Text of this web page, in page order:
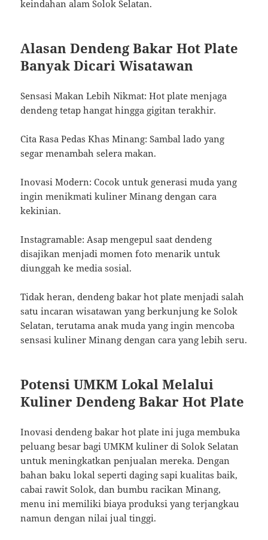
keindahan alam Solok Selatan.
Alasan Dendeng Bakar Hot Plate
Banyak Dicari Wisatawan
Sensasi Makan Lebih Nikmat: Hot plate menjaga
dendeng tetap hangat hingga gigitan terakhir.
Cita Rasa Pedas Khas Minang: Sambal lado yang
segar menambah selera makan.
Inovasi Modern: Cocok untuk generasi muda yang
ingin menikmati kuliner Minang dengan cara
kekinian.
Instagramable: Asap mengepul saat dendeng
disajikan menjadi momen foto menarik untuk
diunggah ke media sosial.
Tidak heran, dendeng bakar hot plate menjadi salah
satu incaran wisatawan yang berkunjung ke Solok
Selatan, terutama anak muda yang ingin mencoba
sensasi kuliner Minang dengan cara yang lebih seru.
Potensi UMKM Lokal Melalui
Kuliner Dendeng Bakar Hot Plate
Inovasi dendeng bakar hot plate ini juga membuka
peluang besar bagi UMKM kuliner di Solok Selatan
untuk meningkatkan penjualan mereka. Dengan
bahan baku lokal seperti daging sapi kualitas baik,
cabai rawit Solok, dan bumbu racikan Minang,
menu ini memiliki biaya produksi yang terjangkau
namun dengan nilai jual tinggi.